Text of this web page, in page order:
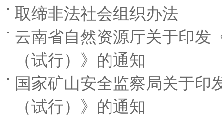
取缔非法社会组织办法
云南省自然资源厅关于印发
（试行）》的通知
国家矿山安全监察局关于印
（试行）》的通知